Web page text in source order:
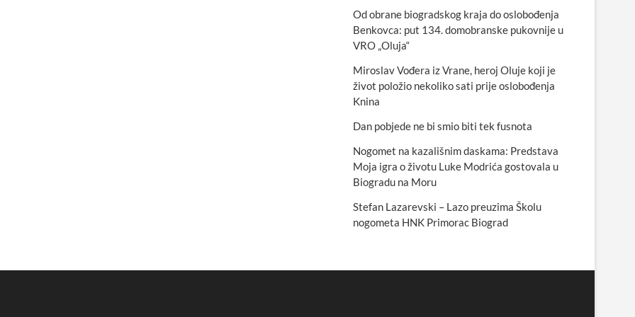
Od obrane biogradskog kraja do oslobođenja
Benkovca: put 134. domobranske pukovnije u
VRO „Oluja“
Miroslav Vođera iz Vrane, heroj Oluje koji je
život položio nekoliko sati prije oslobođenja
Knina
Dan pobjede ne bi smio biti tek fusnota
Nogomet na kazališnim daskama: Predstava
Moja igra o životu Luke Modrića gostovala u
Biogradu na Moru
Stefan Lazarevski – Lazo preuzima Školu
nogometa HNK Primorac Biograd